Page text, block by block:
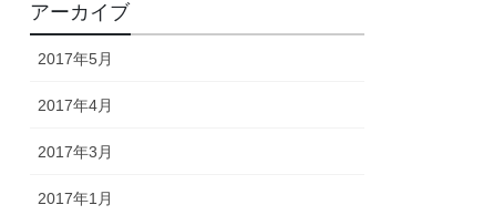
アーカイブ
2017年5月
2017年4月
2017年3月
2017年1月